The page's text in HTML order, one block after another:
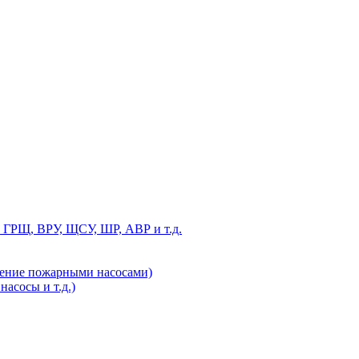
ГРЩ, ВРУ, ЩСУ, ШР, АВР и т.д.
пожарными насосами)
и т.д.)